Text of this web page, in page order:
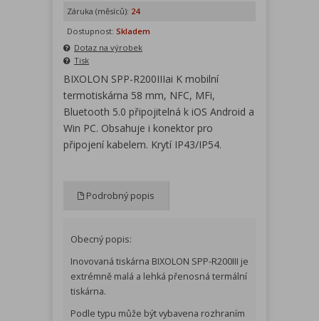
Záruka (měsíců): 24
Dostupnost: Skladem
Dotaz na výrobek
Tisk
BIXOLON SPP-R200IIIai K mobilní
termotiskárna 58 mm, NFC, MFi,
Bluetooth 5.0 připojitelná k iOS Android a
Win PC. Obsahuje i konektor pro
připojení kabelem. Krytí IP43/IP54.
Podrobný popis
Obecný popis:
Inovovaná tiskárna BIXOLON SPP-R200III je
extrémně malá a lehká přenosná termální
tiskárna.
Podle typu může být vybavena rozhraním